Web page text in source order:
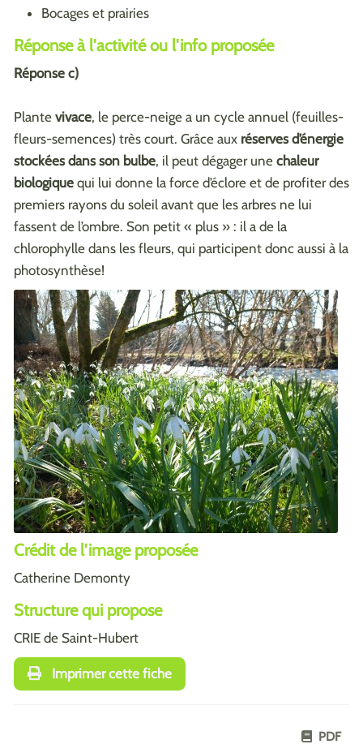
Bocages et prairies
Réponse à l'activité ou l'info proposée
Réponse c)
Plante vivace, le perce-neige a un cycle annuel (feuilles-
fleurs-semences) très court. Grâce aux réserves d’énergie
stockées dans son bulbe, il peut dégager une chaleur
biologique qui lui donne la force d’éclore et de profiter des
premiers rayons du soleil avant que les arbres ne lui
fassent de l’ombre. Son petit « plus » : il a de la
chlorophylle dans les fleurs, qui participent donc aussi à la
photosynthèse!
Crédit de l'image proposée
Catherine Demonty
Structure qui propose
CRIE de Saint-Hubert
Imprimer cette fiche
PDF